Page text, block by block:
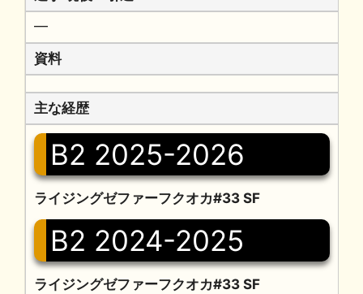
━
資料
主な経歴
B2 2025-2026
ライジングゼファーフクオカ#33 SF
B2 2024-2025
ライジングゼファーフクオカ#33 SF